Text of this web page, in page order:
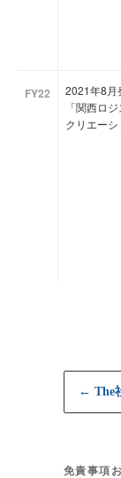
FY22
2021年8月
「関西ロ
クリエーシ
← The
免責事項